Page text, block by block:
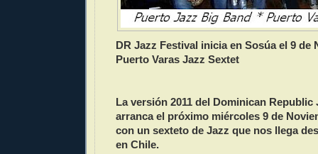
DR Jazz Festival inicia en Sosúa el 9 de
Puerto Varas Jazz Sextet
La versión 2011 del Dominican Republic
arranca el próximo miércoles 9 de
con un sexteto de Jazz que nos llega
en Chile.